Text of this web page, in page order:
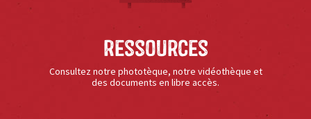
Ressources
Consultez notre phototèque, notre vidéothèque et
des documents en libre accès.